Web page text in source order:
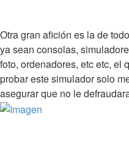
Otra gran afición es la de
ya sean consolas,
foto, ordenadores, etc etc, el
probar este simulador solo
asegurar que no le